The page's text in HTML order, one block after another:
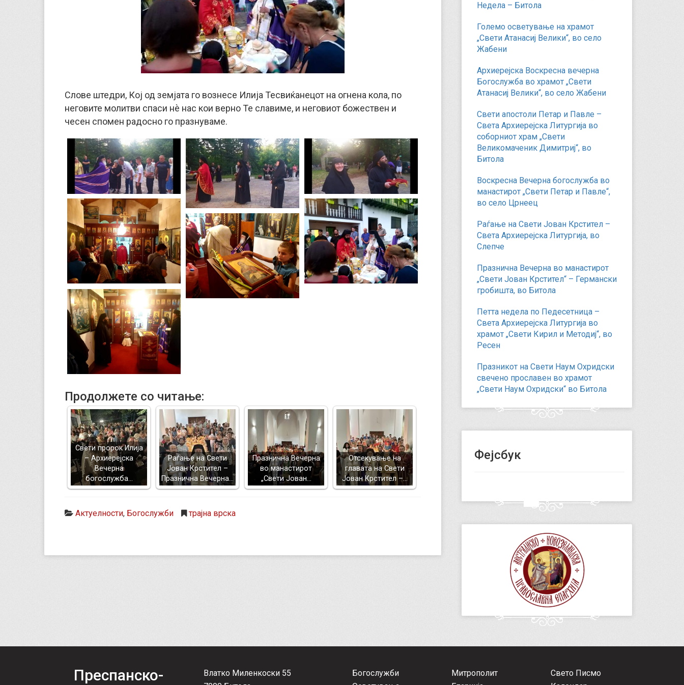
Слове штедри, Кој од земјата го вознесе Илија Тесвиќанецот на огнена кола, по
неговите молитви спаси нѐ нас кои верно Те славиме, и неговиот божествен и
чесен спомен радосно го празнуваме.
Продолжете со читање:
Свети пророк Илија
– Архиерејска
Вечерна
богослужба…
Раѓање на Свети
Јован Крстител –
Празнична Вечерна…
Празнична Вечерна
во манастирот
„Свети Јован…
Отсекување на
главата на Свети
Јован Крстител –…
Актуелности, Богослужби трајна врска
Недела – Битола
Големо осветување на храмот
„Свети Атанасиј Велики“, во село
Жабени
Архиерејска Воскресна вечерна
Богослужба во храмот „Свети
Атанасиј Велики“, во село Жабени
Свети апостоли Петар и Павле –
Света Архиерејска Литургија во
соборниот храм „Свети
Великомаченик Димитриј“, во
Битола
Воскресна Вечерна богослужба во
манастирот „Свети Петар и Павле“,
во село Црнеец
Раѓање на Свети Јован Крстител –
Света Архиерејска Литургија, во
Слепче
Празнична Вечерна во манастирот
„Свети Јован Крстител“ – Германски
гробишта, во Битола
Петта недела по Педесетница –
Света Архиерејска Литургија во
храмот „Свети Кирил и Методиј“, во
Ресен
Празникот на Свети Наум Охридски
свечено прославен во храмот
„Свети Наум Охридски“ во Битола
Фејсбук
Преспанско-
Влатко Миленкоски 55
Богослужби
Митрополит
Свето Писмо